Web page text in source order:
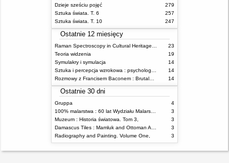
Dzieje sześciu pojęć
279
Sztuka świata. T. 6
257
Sztuka świata. T. 10
247
Ostatnie 12 miesięcy
23
Teoria widzenia
19
Symulakry i symulacja
14
14
14
Ostatnie 30 dni
Gruppa
4
3
Muzeum : Historia światowa. Tom 3,
3
3
Radiography and Painting. Volume One,
3